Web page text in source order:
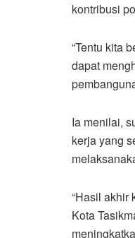
kontribusi
“Tentu kita
dapat
Ia menilai,
kerja yang
“Hasil akhir
Kota